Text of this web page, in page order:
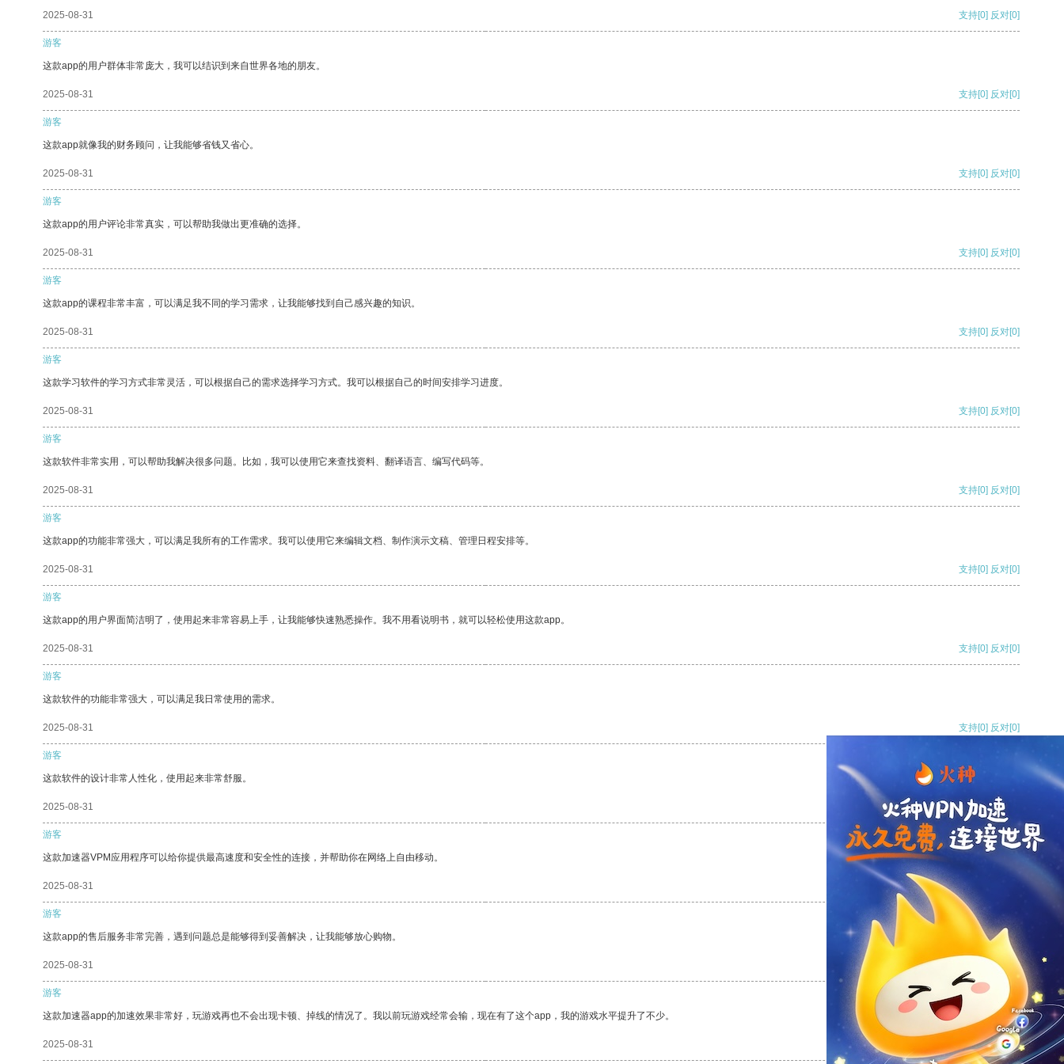
2025-08-31 支持[0] 反对[0]
游客
这款app的用户群体非常庞大，我可以结识到来自世界各地的朋友。
2025-08-31 支持[0] 反对[0]
游客
这款app就像我的财务顾问，让我能够省钱又省心。
2025-08-31 支持[0] 反对[0]
游客
这款app的用户评论非常真实，可以帮助我做出更准确的选择。
2025-08-31 支持[0] 反对[0]
游客
这款app的课程非常丰富，可以满足我不同的学习需求，让我能够找到自己感兴趣的知识。
2025-08-31 支持[0] 反对[0]
游客
这款学习软件的学习方式非常灵活，可以根据自己的需求选择学习方式。我可以根据自己的时间安排学习进度。
2025-08-31 支持[0] 反对[0]
游客
这款软件非常实用，可以帮助我解决很多问题。比如，我可以使用它来查找资料、翻译语言、编写代码等。
2025-08-31 支持[0] 反对[0]
游客
这款app的功能非常强大，可以满足我所有的工作需求。我可以使用它来编辑文档、制作演示文稿、管理日程安排等。
2025-08-31 支持[0] 反对[0]
游客
这款app的用户界面简洁明了，使用起来非常容易上手，让我能够快速熟悉操作。我不用看说明书，就可以轻松使用这款app。
2025-08-31 支持[0] 反对[0]
游客
这款软件的功能非常强大，可以满足我日常使用的需求。
2025-08-31 支持[0] 反对[0]
游客
这款软件的设计非常人性化，使用起来非常舒服。
2025-08-31 支持[0] 反对
游客
这款加速器VPM应用程序可以给你提供最高速度和安全性的连接，并帮助你在网络上自由移动。
2025-08-31 支持
游客
这款app的售后服务非常完善，遇到问题总是能够得到妥善解决，让我能够放心购物。
2025-08-31 反对 [0]
游客
这款加速器app的加速效果非常好，玩游戏再也不会出现卡顿、掉线的情况了。我以前玩游戏经常会输，现在有了这个app，我的游戏水平提升了不少。
2025-08-31 支持[0] 反对[0]